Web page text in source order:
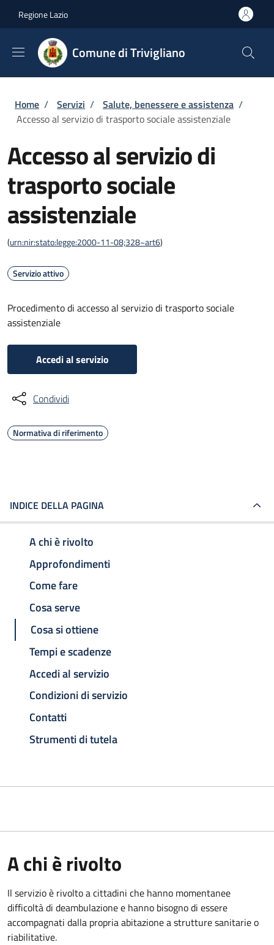
Regione Lazio
Comune di Trivigliano
Briciole di pane
Home / Servizi / Salute, benessere e assistenza /
Accesso al servizio di trasporto sociale assistenziale
Accesso al servizio di
trasporto sociale
assistenziale
(urn:nir:stato:legge:2000-11-08;328~art6)
Servizio attivo
Procedimento di accesso al servizio di trasporto sociale
assistenziale
Accedi al servizio
Condividi
Normativa di riferimento
INDICE DELLA PAGINA
A chi è rivolto
Approfondimenti
Come fare
Cosa serve
Cosa si ottiene
Tempi e scadenze
Accedi al servizio
Condizioni di servizio
Contatti
Strumenti di tutela
A chi è rivolto
Il servizio è rivolto a cittadini che hanno momentanee
difficoltà di deambulazione e hanno bisogno di essere
accompagnati dalla propria abitazione a strutture sanitarie o
riabilitative.